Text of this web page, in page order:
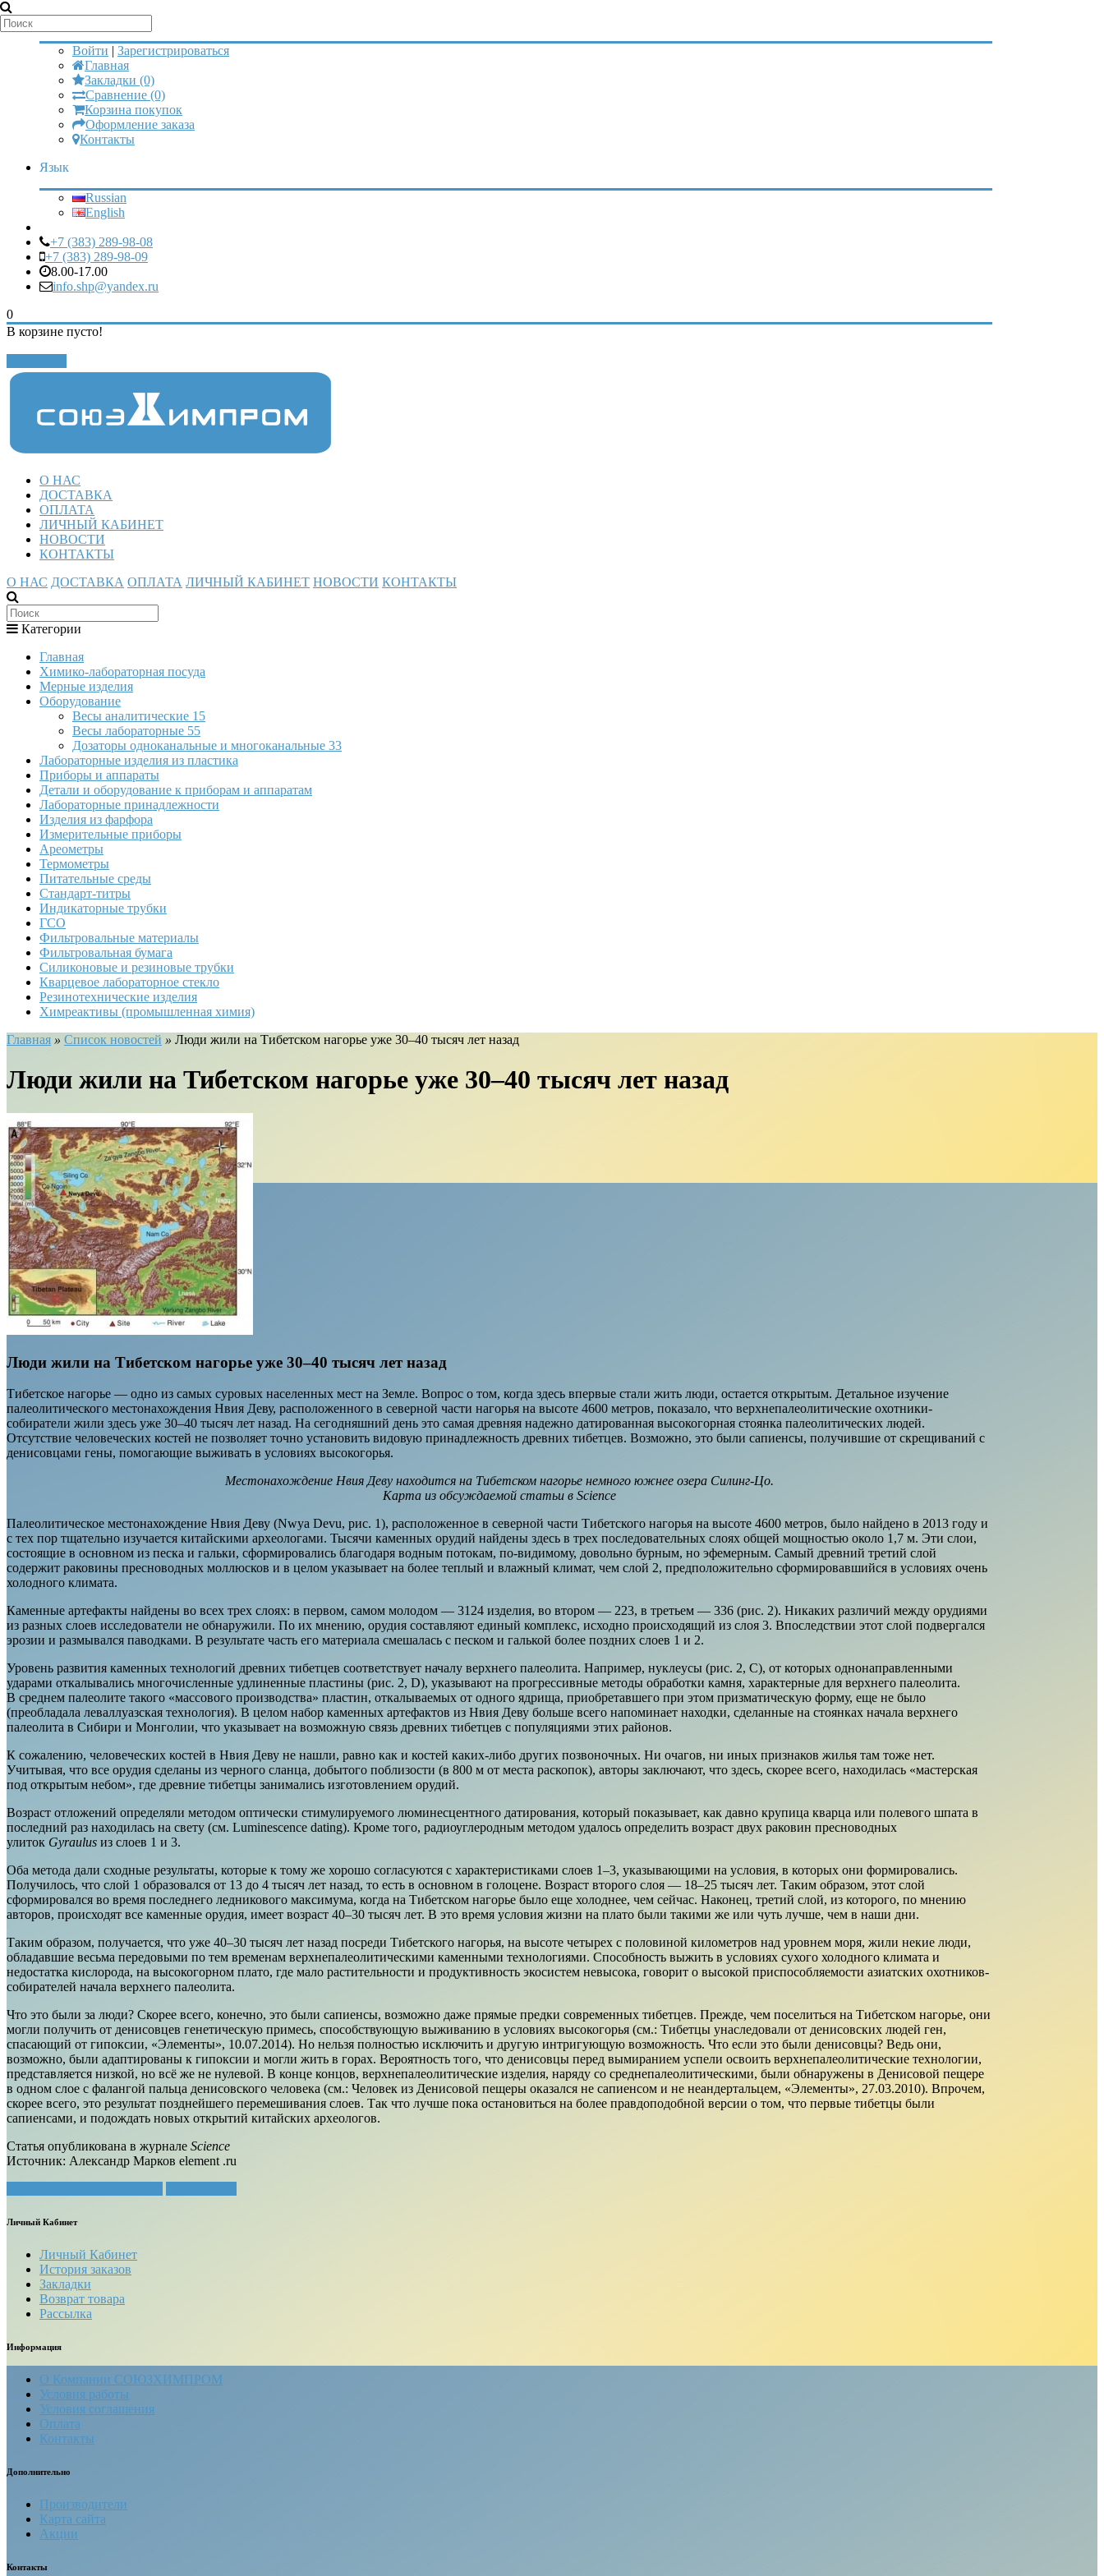
Мой аккаунт
Войти | Зарегистрироваться
Главная
Закладки (0)
Сравнение (0)
Корзина покупок
Оформление заказа
Контакты
Язык
Russian
English
+7 (383) 289-98-08
+7 (383) 289-98-09
8.00-17.00
info.shp@yandex.ru
0
В корзине пусто!
О НАС
ДОСТАВКА
ОПЛАТА
ЛИЧНЫЙ КАБИНЕТ
НОВОСТИ
КОНТАКТЫ
О НАС ДОСТАВКА ОПЛАТА ЛИЧНЫЙ КАБИНЕТ НОВОСТИ КОНТАКТЫ
Категории
Главная
Химико-лабораторная посуда
Мерные изделия
Оборудование
Весы аналитические 15
Весы лабораторные 55
Дозаторы одноканальные и многоканальные 33
Лабораторные изделия из пластика
Приборы и аппараты
Детали и оборудование к приборам и аппаратам
Лабораторные принадлежности
Изделия из фарфора
Измерительные приборы
Ареометры
Термометры
Питательные среды
Стандарт-титры
Индикаторные трубки
ГСО
Фильтровальные материалы
Фильтровальная бумага
Силиконовые и резиновые трубки
Кварцевое лабораторное стекло
Резинотехнические изделия
Химреактивы (промышленная химия)
Главная » Список новостей » Люди жили на Тибетском нагорье уже 30–40 тысяч лет назад
Люди жили на Тибетском нагорье уже 30–40 тысяч лет назад
Люди жили на Тибетском нагорье уже 30–40 тысяч лет назад
Тибетское нагорье — одно из самых суровых населенных мест на Земле. Вопрос о том, когда здесь впервые стали жить люди, остается открытым. Детальное изучение
палеолитического местонахождения Нвия Деву, расположенного в северной части нагорья на высоте 4600 метров, показало, что верхнепалеолитические охотники-
собиратели жили здесь уже 30–40 тысяч лет назад. На сегодняшний день это самая древняя надежно датированная высокогорная стоянка палеолитических людей.
Отсутствие человеческих костей не позволяет точно установить видовую принадлежность древних тибетцев. Возможно, это были сапиенсы, получившие от скрещиваний с
денисовцами гены, помогающие выживать в условиях высокогорья.
Местонахождение Нвия Деву находится на Тибетском нагорье немного южнее озера Силинг-Цо.
Карта из обсуждаемой статьи в Science
Палеолитическое местонахождение Нвия Деву (Nwya Devu, рис. 1), расположенное в северной части Тибетского нагорья на высоте 4600 метров, было найдено в 2013 году и
с тех пор тщательно изучается китайскими археологами. Тысячи каменных орудий найдены здесь в трех последовательных слоях общей мощностью около 1,7 м. Эти слои,
состоящие в основном из песка и гальки, сформировались благодаря водным потокам, по-видимому, довольно бурным, но эфемерным. Самый древний третий слой
содержит раковины пресноводных моллюсков и в целом указывает на более теплый и влажный климат, чем слой 2, предположительно сформировавшийся в условиях очень
холодного климата.
Каменные артефакты найдены во всех трех слоях: в первом, самом молодом — 3124 изделия, во втором — 223, в третьем — 336 (рис. 2). Никаких различий между орудиями
из разных слоев исследователи не обнаружили. По их мнению, орудия составляют единый комплекс, исходно происходящий из слоя 3. Впоследствии этот слой подвергался
эрозии и размывался паводками. В результате часть его материала смешалась с песком и галькой более поздних слоев 1 и 2.
Уровень развития каменных технологий древних тибетцев соответствует началу верхнего палеолита. Например, нуклеусы (рис. 2, С), от которых однонаправленными
ударами откалывались многочисленные удлиненные пластины (рис. 2, D), указывают на прогрессивные методы обработки камня, характерные для верхнего палеолита.
В среднем палеолите такого «массового производства» пластин, откалываемых от одного ядрища, приобретавшего при этом призматическую форму, еще не было
(преобладала леваллуазская технология). В целом набор каменных артефактов из Нвия Деву больше всего напоминает находки, сделанные на стоянках начала верхнего
палеолита в Сибири и Монголии, что указывает на возможную связь древних тибетцев с популяциями этих районов.
К сожалению, человеческих костей в Нвия Деву не нашли, равно как и костей каких-либо других позвоночных. Ни очагов, ни иных признаков жилья там тоже нет.
Учитывая, что все орудия сделаны из черного сланца, добытого поблизости (в 800 м от места раскопок), авторы заключают, что здесь, скорее всего, находилась «мастерская
под открытым небом», где древние тибетцы занимались изготовлением орудий.
Возраст отложений определяли методом оптически стимулируемого люминесцентного датирования, который показывает, как давно крупица кварца или полевого шпата в
последний раз находилась на свету (см. Luminescence dating). Кроме того, радиоуглеродным методом удалось определить возраст двух раковин пресноводных
улиток Gyraulus из слоев 1 и 3.
Оба метода дали сходные результаты, которые к тому же хорошо согласуются с характеристиками слоев 1–3, указывающими на условия, в которых они формировались.
Получилось, что слой 1 образовался от 13 до 4 тысяч лет назад, то есть в основном в голоцене. Возраст второго слоя — 18–25 тысяч лет. Таким образом, этот слой
сформировался во время последнего ледникового максимума, когда на Тибетском нагорье было еще холоднее, чем сейчас. Наконец, третий слой, из которого, по мнению
авторов, происходят все каменные орудия, имеет возраст 40–30 тысяч лет. В это время условия жизни на плато были такими же или чуть лучше, чем в наши дни.
Таким образом, получается, что уже 40–30 тысяч лет назад посреди Тибетского нагорья, на высоте четырех с половиной километров над уровнем моря, жили некие люди,
обладавшие весьма передовыми по тем временам верхнепалеолитическими каменными технологиями. Способность выжить в условиях сухого холодного климата и
недостатка кислорода, на высокогорном плато, где мало растительности и продуктивность экосистем невысока, говорит о высокой приспособляемости азиатских охотников-
собирателей начала верхнего палеолита.
Что это были за люди? Скорее всего, конечно, это были сапиенсы, возможно даже прямые предки современных тибетцев. Прежде, чем поселиться на Тибетском нагорье, они
могли получить от денисовцев генетическую примесь, способствующую выживанию в условиях высокогорья (см.: Тибетцы унаследовали от денисовских людей ген,
спасающий от гипоксии, «Элементы», 10.07.2014). Но нельзя полностью исключить и другую интригующую возможность. Что если это были денисовцы? Ведь они,
возможно, были адаптированы к гипоксии и могли жить в горах. Вероятность того, что денисовцы перед вымиранием успели освоить верхнепалеолитические технологии,
представляется низкой, но всё же не нулевой. В конце концов, верхнепалеолитические изделия, наряду со среднепалеолитическими, были обнаружены в Денисовой пещере
в одном слое с фалангой пальца денисовского человека (см.: Человек из Денисовой пещеры оказался не сапиенсом и не неандертальцем, «Элементы», 27.03.2010). Впрочем,
скорее всего, это результат позднейшего перемешивания слоев. Так что лучше пока остановиться на более правдоподобной версии о том, что первые тибетцы были
сапиенсами, и подождать новых открытий китайских археологов.
Статья опубликована в журнале Science
Источник: Александр Марков element .ru
Личный Кабинет
Личный Кабинет
История заказов
Закладки
Возврат товара
Рассылка
Информация
О Компании СОЮЗХИМПРОМ
Условия работы
Условия соглашения
Оплата
Контакты
Дополнительно
Производители
Карта сайта
Акции
Контакты